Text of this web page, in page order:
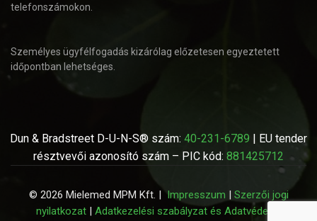
telefonszámokon.
Személyes ügyfélfogadás kizárólag előzetesen egyeztetett
időpontban lehetséges.
Dun & Bradstreet D-U-N-S® szám: 40-231-6789 | EU tender
résztvevői azonosító szám – PIC kód: 881425712
© 2026 Mielemed MPM Kft. |Impresszum | Szerzői jogi
nyilatkozat| Adatkezelési szabályzat és Adatvédelmi